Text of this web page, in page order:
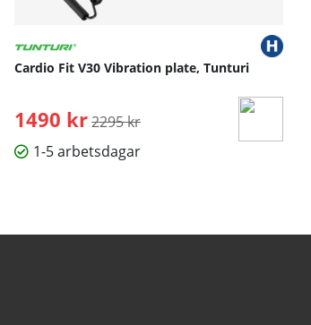
Cardio Fit V30 Vibration plate, Tunturi
1490 kr Ordinarie pris:
2295 kr
1-5 arbetsdagar